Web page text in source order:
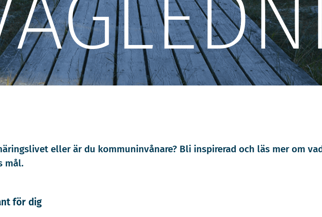
eller är du kommuninvånare? Bli inspirerad och läs mer om
mål.
för dig